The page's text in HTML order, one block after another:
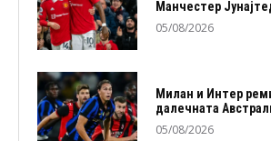
Манчестер
05/08/2026
Милан и Интер
далечната
05/08/2026